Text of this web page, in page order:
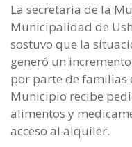
La secretaria de la
Municipalidad de
sostuvo que la
generó un
por parte de familias
Municipio recibe
alimentos y
acceso al alquiler.